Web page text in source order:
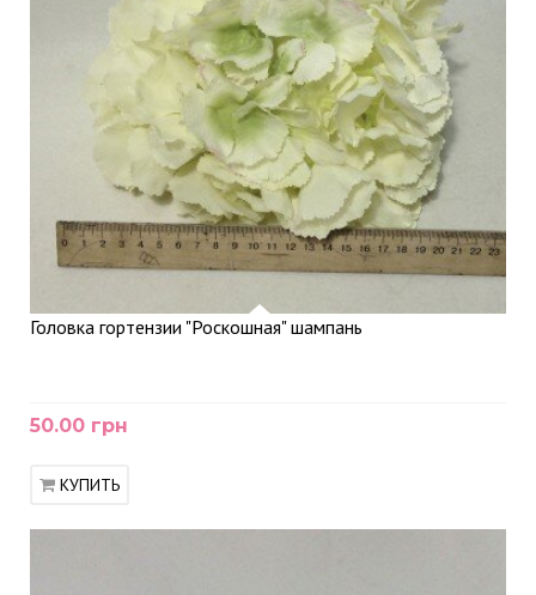
Головка гортензии "Роскошная" шампань
50.00 грн
КУПИТЬ